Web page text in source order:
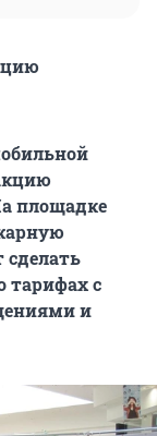
площадке
тарифах с
и